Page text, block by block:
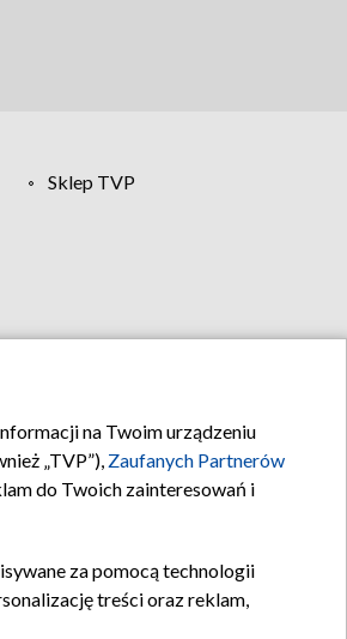
Sklep TVP
na Twoim urządzeniu
„TVP”), Zaufanych Partnerów
do Twoich zainteresowań i
za pomocą technologii
treści oraz reklam,